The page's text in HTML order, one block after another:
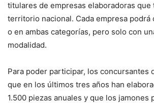
titulares de empresas elaboradoras que
territorio nacional. Cada empresa podrá
o en ambas categorías, pero solo con
modalidad.
Para poder participar, los concursantes
que en los últimos tres años han
1.500 piezas anuales y que los jamones